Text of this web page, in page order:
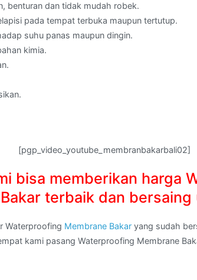
benturan dan tidak mudah robek.
pada tempat terbuka maupun tertutup.
suhu panas maupun dingin.
kimia.
[pgp_video_youtube_membranbakarbali02]
bisa memberikan harga
terbaik dan bersaing
Waterproofing Membrane Bakar yang sudah
kami pasang Waterproofing Membrane